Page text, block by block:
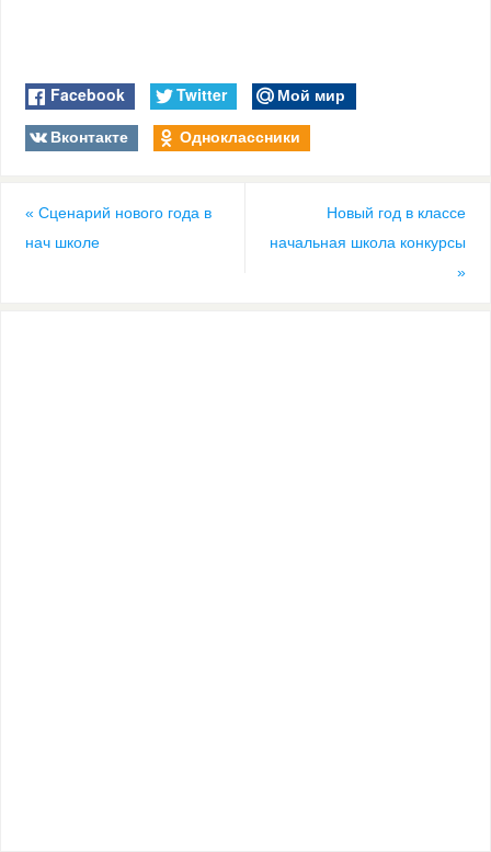
Facebook Twitter
Мой мир
Вконтакте
Одноклассники
« Сценарий нового года в
нач школе
Новый год в классе
начальная школа конкурсы
»